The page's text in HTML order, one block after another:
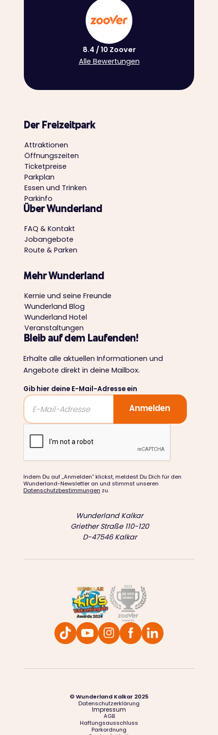
8.4 / 10 Zoover
Alle Bewertungen
Der Freizeitpark
Attraktionen
Öffnungszeiten
Ticketpreise
Parkplan
Essen und Trinken
Parkinfo
Über Wunderland
FAQ & Kontakt
Jobangebote
Route & Parken
Mehr Wunderland
Kernie und seine Freunde
Wunderland Blog
Wunderland Hotel
Veranstaltungen
Bleib auf dem Laufenden!
Erhalte alle aktuellen Informationen und
Angebote direkt in deine Mailbox.
Gib hier deine E-Mail-Adresse ein
Indem Du auf „Anmelden“ klickst, meldest Du Dich für den
Wunderland-Newsletter an und stimmst unseren
Datenschutzbestimmungen zu.
Wunderland Kalkar
Griether Straße 110-120
D-47546 Kalkar
© Wunderland Kalkar 2025
Datenschutzerklärung
Impressum
AGB
Haftungsausschluss
Parkordnung